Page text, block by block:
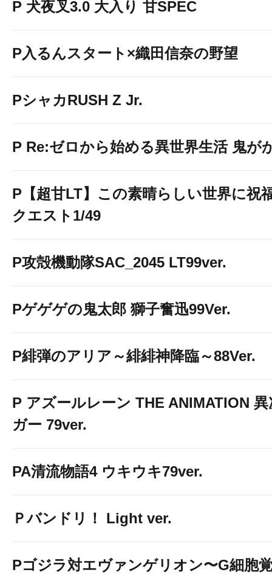
P 犬夜叉3.0 大入り 甘SPEC
P入るんスタート×織田信奈の野望
PシャカRUSH Z Jr.
P Re:ゼロから始める異世界生活 鬼が
P【超甘LT】この素晴らしい世界に祝
クエスト1/49
P攻殻機動隊SAC_2045 LT99ver.
Pゲゲゲの鬼太郎 獅子奮迅99Ver.
P緋弾のアリア～緋緋神降臨～88Ver.
P アズールレーン THE ANIMATION
ガー 79ver.
PA清流物語4 ウキウキ79ver.
Ｐバンドリ！ Light ver.
Pゴジラ対エヴァンゲリオン〜G細胞